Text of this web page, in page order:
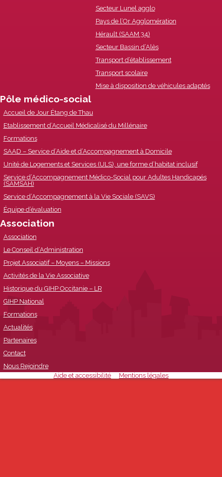
Secteur Lunel agglo
Pays de l’Or Agglomération
Hérault (SAAM 34)
Secteur Bassin d’Alès
Transport d’établissement
Transport scolaire
Mise à disposition de véhicules adaptés
Pôle médico-social
Accueil de Jour Étang de Thau
Etablissement d’Accueil Médicalisé du Millénaire
Formations
SAAD – Service d’Aide et d’Accompagnement à Domicile
Unité de Logements et Services (ULS), une forme d’habitat inclusif
Service d’Accompagnement Médico-Social pour Adultes Handicapés
(SAMSAH)
Service d’Accompagnement à la Vie Sociale (SAVS)
Équipe d’évaluation
Association
Association
Le Conseil d’Administration
Projet Associatif – Moyens – Missions
Activités de la Vie Associative
Historique du GIHP Occitanie – LR
GIHP National
Formations
Actualités
Partenaires
Contact
Nous Rejoindre
Aide et accessibilité
Mentions légales